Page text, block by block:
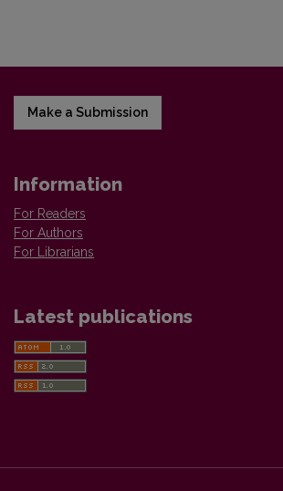
Make a Submission
Information
For Readers
For Authors
For Librarians
Latest publications